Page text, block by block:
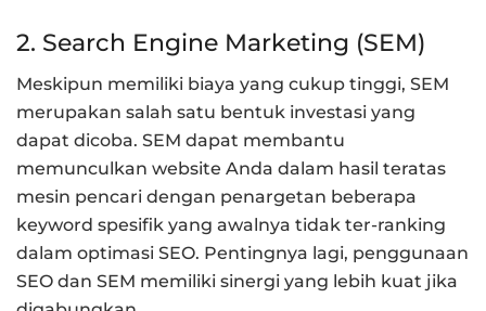
2. Search Engine Marketing (SEM)
Meskipun memiliki biaya yang cukup tinggi, SEM
merupakan salah satu bentuk investasi yang
dapat dicoba. SEM dapat membantu
memunculkan website Anda dalam hasil teratas
mesin pencari dengan penargetan beberapa
keyword spesifik yang awalnya tidak ter-ranking
dalam optimasi SEO. Pentingnya lagi, penggunaan
SEO dan SEM memiliki sinergi yang lebih kuat jika